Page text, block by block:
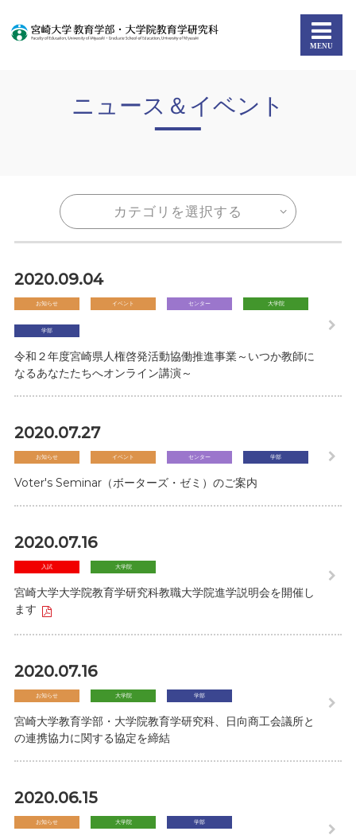
ニュース＆イベント
カテゴリを選択する
2020.09.04
お知らせ イベント センター 大学院
学部
令和２年度宮崎県人権啓発活動協働推進事業～いつか教師に
なるあなたたちへオンライン講演～
2020.07.27
お知らせ イベント センター 学部
Voter's Seminar（ボーターズ・ゼミ）のご案内
2020.07.16
入試 大学院
宮崎大学大学院教育学研究科教職大学院進学説明会を開催し
ます
2020.07.16
お知らせ 大学院 学部
宮崎大学教育学部・大学院教育学研究科、日向商工会議所と
の連携協力に関する協定を締結
2020.06.15
お知らせ 大学院 学部